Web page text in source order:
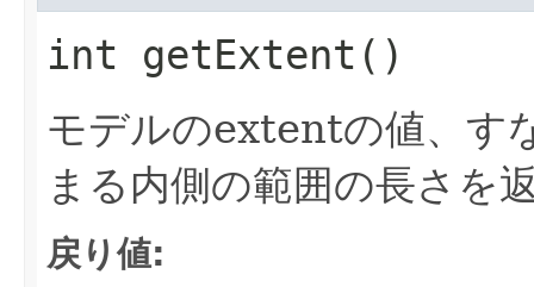
int getExtent ()
モデルのextentの値、す
まる内側の範囲の長さを
戻り値: